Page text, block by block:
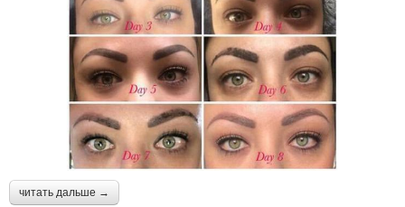
читать дальше →